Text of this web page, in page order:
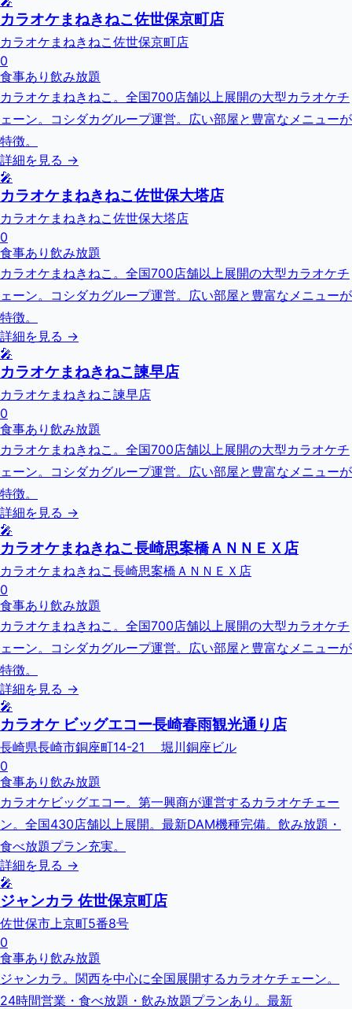
カラオケまねきねこ佐世保京町店
カラオケまねきねこ佐世保京町店
0
食事あり 飲み放題
カラオケまねきねこ。全国700店舗以上展開の大型カラオケチ
ェーン。コシダカグループ運営。広い部屋と豊富なメニューが
特徴。
詳細を見る →
🎤
カラオケまねきねこ佐世保大塔店
カラオケまねきねこ佐世保大塔店
0
食事あり 飲み放題
カラオケまねきねこ。全国700店舗以上展開の大型カラオケチ
ェーン。コシダカグループ運営。広い部屋と豊富なメニューが
特徴。
詳細を見る →
🎤
カラオケまねきねこ諫早店
カラオケまねきねこ諫早店
0
食事あり 飲み放題
カラオケまねきねこ。全国700店舗以上展開の大型カラオケチ
ェーン。コシダカグループ運営。広い部屋と豊富なメニューが
特徴。
詳細を見る →
🎤
カラオケまねきねこ長崎思案橋ＡＮＮＥＸ店
カラオケまねきねこ長崎思案橋ＡＮＮＥＸ店
0
食事あり 飲み放題
カラオケまねきねこ。全国700店舗以上展開の大型カラオケチ
ェーン。コシダカグループ運営。広い部屋と豊富なメニューが
特徴。
詳細を見る →
🎤
カラオケ ビッグエコー長崎春雨観光通り店
長崎県長崎市銅座町14-21 堀川銅座ビル
0
食事あり 飲み放題
カラオケビッグエコー。第一興商が運営するカラオケチェー
ン。全国430店舗以上展開。最新DAM機種完備。飲み放題・
食べ放題プラン充実。
詳細を見る →
🎤
ジャンカラ 佐世保京町店
佐世保市上京町5番8号
0
食事あり 飲み放題
ジャンカラ。関西を中心に全国展開するカラオケチェーン。
24時間営業・食べ放題・飲み放題プランあり。最新